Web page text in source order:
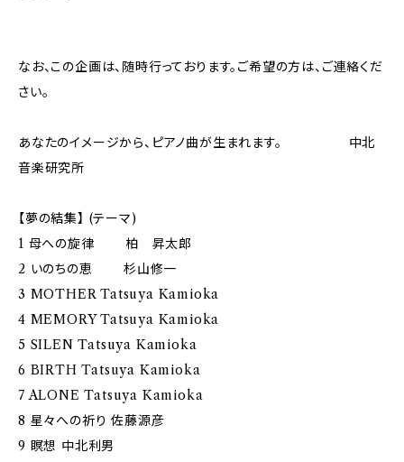
なお、この企画は、随時行っております。ご希望の方は、ご連絡くだ
さい。
あなたのイメージから、ピアノ曲が生まれます。 中北
音楽研究所
【夢の結集】 (テーマ)
1 母への旋律 柏 昇太郎
2 いのちの恵 杉山修一
3 MOTHER Tatsuya Kamioka
4 MEMORY Tatsuya Kamioka
5 SILEN Tatsuya Kamioka
6 BIRTH Tatsuya Kamioka
7 ALONE Tatsuya Kamioka
8 星々への祈り 佐藤源彦
9 瞑想 中北利男